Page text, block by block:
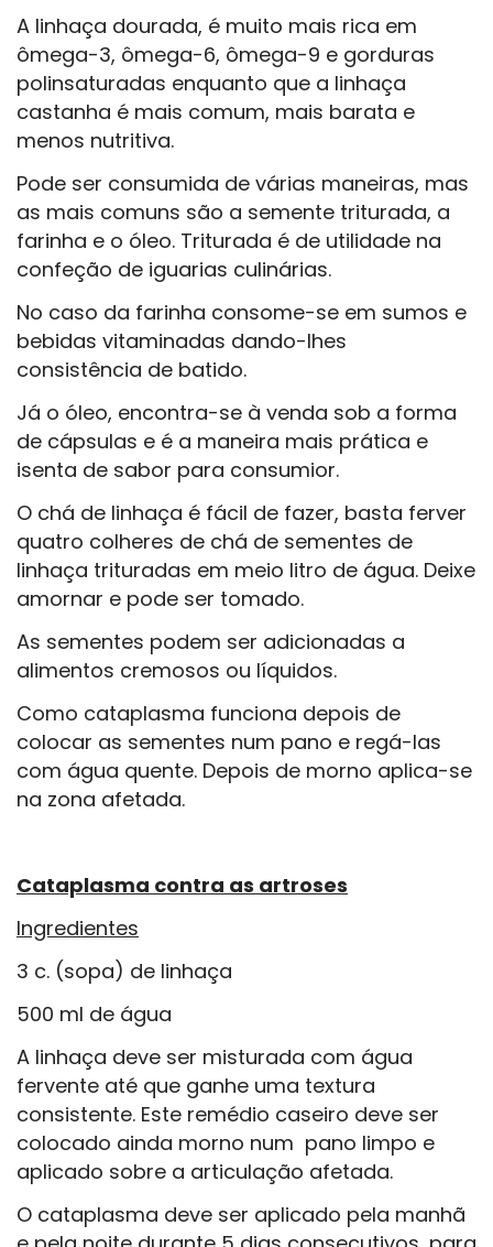
A linhaça dourada, é muito mais rica em
ômega-3, ômega-6, ômega-9 e gorduras
polinsaturadas enquanto que a linhaça
castanha é mais comum, mais barata e
menos nutritiva.
Pode ser consumida de várias maneiras, mas
as mais comuns são a semente triturada, a
farinha e o óleo. Triturada é de utilidade na
confeção de iguarias culinárias.
No caso da farinha consome-se em sumos e
bebidas vitaminadas dando-lhes
consistência de batido.
Já o óleo, encontra-se à venda sob a forma
de cápsulas e é a maneira mais prática e
isenta de sabor para consumior.
O chá de linhaça é fácil de fazer, basta ferver
quatro colheres de chá de sementes de
linhaça trituradas em meio litro de água. Deixe
amornar e pode ser tomado.
As sementes podem ser adicionadas a
alimentos cremosos ou líquidos.
Como cataplasma funciona depois de
colocar as sementes num pano e regá-las
com água quente. Depois de morno aplica-se
na zona afetada.
Cataplasma contra as artroses
Ingredientes
3 c. (sopa) de linhaça
500 ml de água
A linhaça deve ser misturada com água
fervente até que ganhe uma textura
consistente. Este remédio caseiro deve ser
colocado ainda morno num pano limpo e
aplicado sobre a articulação afetada.
O cataplasma deve ser aplicado pela manhã